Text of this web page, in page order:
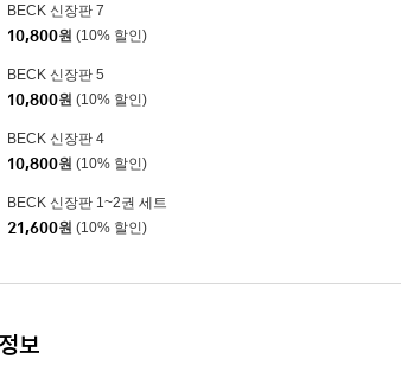
BECK 신장판 7
10,800원 (10% 할인)
BECK 신장판 5
10,800원 (10% 할인)
BECK 신장판 4
10,800원 (10% 할인)
BECK 신장판 1~2권 세트
21,600원 (10% 할인)
보